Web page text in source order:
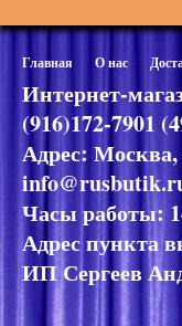
Главная О нас
Интернет-
(916)172-7901
Адрес: Москва,
Часы работы:
Адрес пункта
ИП Сергеев